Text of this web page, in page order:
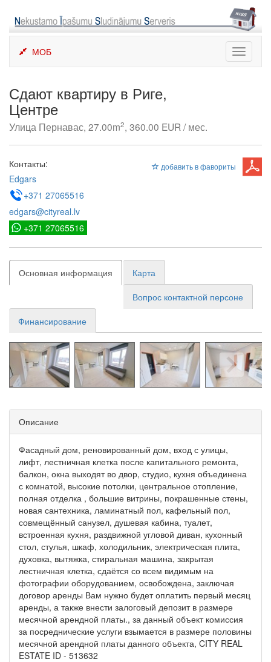
content
Toggle
МОБ
Сдают квартиру в Риге,
Центре
Улица Пернавас, 27.00m2, 360.00 EUR / мес.
добавить в фавориты
Контакты:
Edgars
+371 27065516
edgars@cityreal.lv
+371 27065516
Основная информация
Карта
Вопрос контактной персоне
Финансирование
Описание
Фасадный дом, реновированный дом, вход с улицы,
лифт, лестничная клетка после капитального ремонта,
балкон, окна выходят во двор, студио, кухня объединена
с комнатой, высокие потолки, центральное отопление,
полная отделка , большие витрины, покрашенные стены,
новая сантехника, ламинатный пол, кафельный пол,
совмещённый санузел, душевая кабина, туалет,
встроенная кухня, раздвижной угловой диван, кухонный
стол, стулья, шкаф, холодильник, электрическая плита,
духовка, вытяжка, стиральная машина, закрытая
лестничная клетка, сдаётся со всем видимым на
фотографии оборудованием, освобождена, заключая
договор аренды Вам нужно будет оплатить первый месяц
аренды, а также внести залоговый депозит в размере
месячной арендной платы., за данный объект комиссия
за посреднические услуги взымается в размере половины
месячной арендной платы данного объекта, CITY REAL
ESTATE ID - 513632